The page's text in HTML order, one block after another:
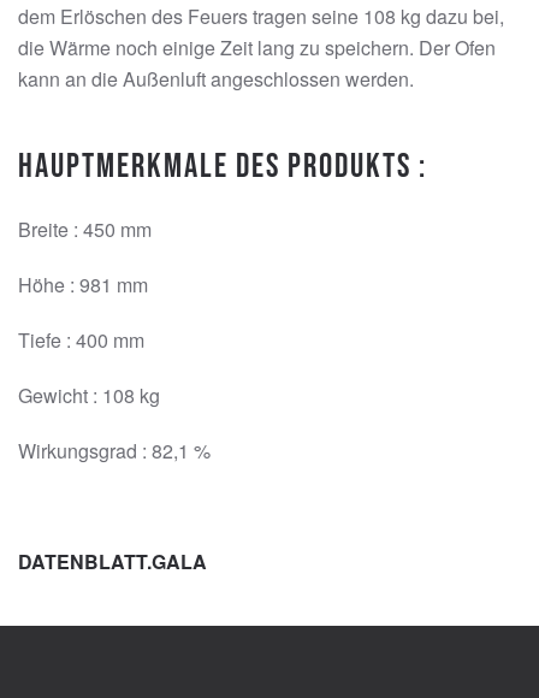
dem Erlöschen des Feuers tragen seine 108 kg dazu bei,
die Wärme noch einige Zeit lang zu speichern. Der Ofen
kann an die Außenluft angeschlossen werden.
Hauptmerkmale des Produkts :
Breite : 450 mm
Höhe : 981 mm
Tiefe : 400 mm
Gewicht : 108 kg
Wirkungsgrad : 82,1 %
DATENBLATT.GALA